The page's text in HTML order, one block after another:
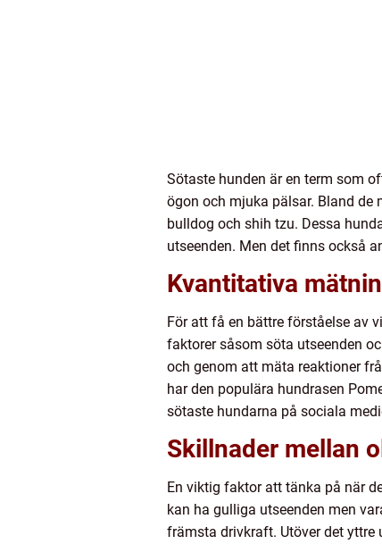
Sötaste hunden är en term som
ögon och mjuka pälsar. Bland de
bulldog och shih tzu. Dessa
utseenden. Men det finns också
Kvantitativa
För att få en bättre förståelse av
faktorer såsom söta utseenden
och genom att mäta reaktioner
har den populära hundrasen
sötaste hundarna på sociala
Skillnader mellan
En viktig faktor att tänka på när
kan ha gulliga utseenden men
främsta drivkraft. Utöver det yttre